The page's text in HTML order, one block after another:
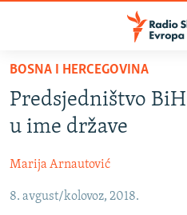
Pređite
glavni
sadržaj
na
navigaciju
VIJESTI
BOSNA I HERCEGOVINA
KOSOVO
CRNA GORA
BOSNA I HERCEGOVINA
Predsjedništvo
u ime države
Marija Arnautović
8. avgust/kolovoz, 2018.